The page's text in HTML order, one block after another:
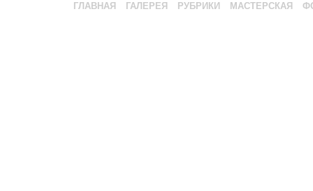
ГЛАВНАЯ ГАЛЕРЕЯ РУБРИКИ МАСТЕРСКАЯ